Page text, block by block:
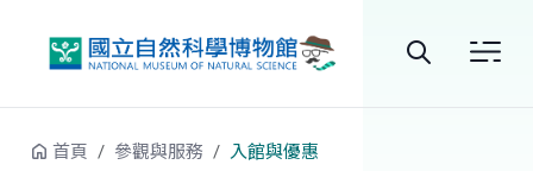
首頁 參觀與服務 入館與優惠